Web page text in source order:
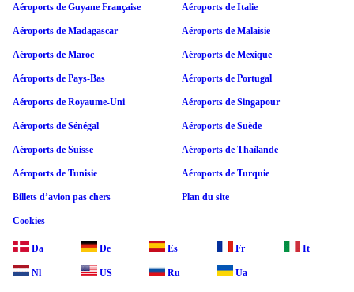
Aéroports de Guyane Française Aéroports de Italie
Aéroports de Madagascar Aéroports de Malaisie
Aéroports de Maroc Aéroports de Mexique
Aéroports de Pays-Bas Aéroports de Portugal
Aéroports de Royaume-Uni Aéroports de Singapour
Aéroports de Sénégal Aéroports de Suède
Aéroports de Suisse Aéroports de Thaïlande
Aéroports de Tunisie Aéroports de Turquie
Billets d’avion pas chers Plan du site
Cookies
Da De Es Fr It
Nl US Ru Ua